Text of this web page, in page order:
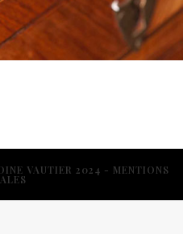
VAUTIER 2024 - MENTIONS